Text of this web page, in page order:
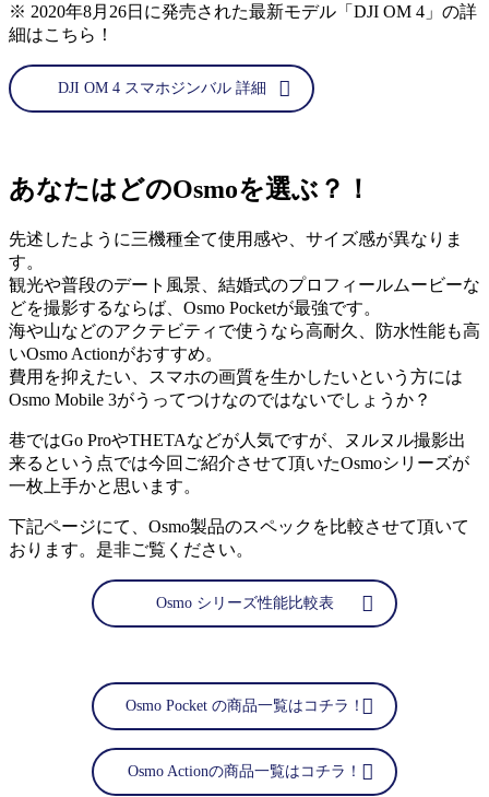
※ 2020年8月26日に発売された最新モデル「DJI OM 4」の詳
細はこちら！
DJI OM 4 スマホジンバル 詳細
あなたはどのOsmoを選ぶ？！
先述したように三機種全て使用感や、サイズ感が異なりま
す。
観光や普段のデート風景、結婚式のプロフィールムービーな
どを撮影するならば、Osmo Pocketが最強です。
海や山などのアクテビティで使うなら高耐久、防水性能も高
いOsmo Actionがおすすめ。
費用を抑えたい、スマホの画質を生かしたいという方には
Osmo Mobile 3がうってつけなのではないでしょうか？
巷ではGo ProやTHETAなどが人気ですが、ヌルヌル撮影出
来るという点では今回ご紹介させて頂いたOsmoシリーズが
一枚上手かと思います。
下記ページにて、Osmo製品のスペックを比較させて頂いて
おります。是非ご覧ください。
Osmo シリーズ性能比較表
Osmo Pocket の商品一覧はコチラ！
Osmo Actionの商品一覧はコチラ！